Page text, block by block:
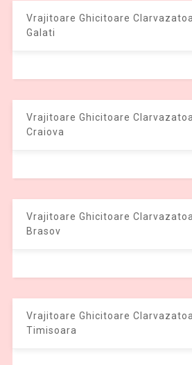
Vrajitoare Ghicitoare
Galati
Vrajitoare Ghicitoare
Craiova
Vrajitoare Ghicitoare
Brasov
Vrajitoare Ghicitoare
Timisoara